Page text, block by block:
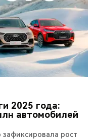
2025 года:
автомобилей
зафиксировала рост